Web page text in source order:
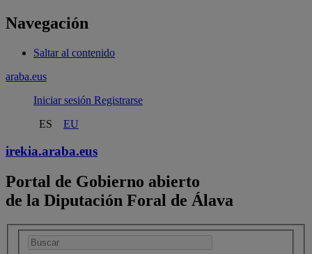
Navegación
Saltar al contenido
araba.eus
Iniciar sesión Registrarse
ES
EU
irekia.araba.eus
Portal de Gobierno abierto
de la Diputación Foral de Álava